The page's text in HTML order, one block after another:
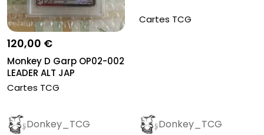
120,00 €
Monkey D Garp OP02-002
LEADER ALT JAP
Cartes TCG
Cartes TCG
Donkey_TCG Donkey_TCG